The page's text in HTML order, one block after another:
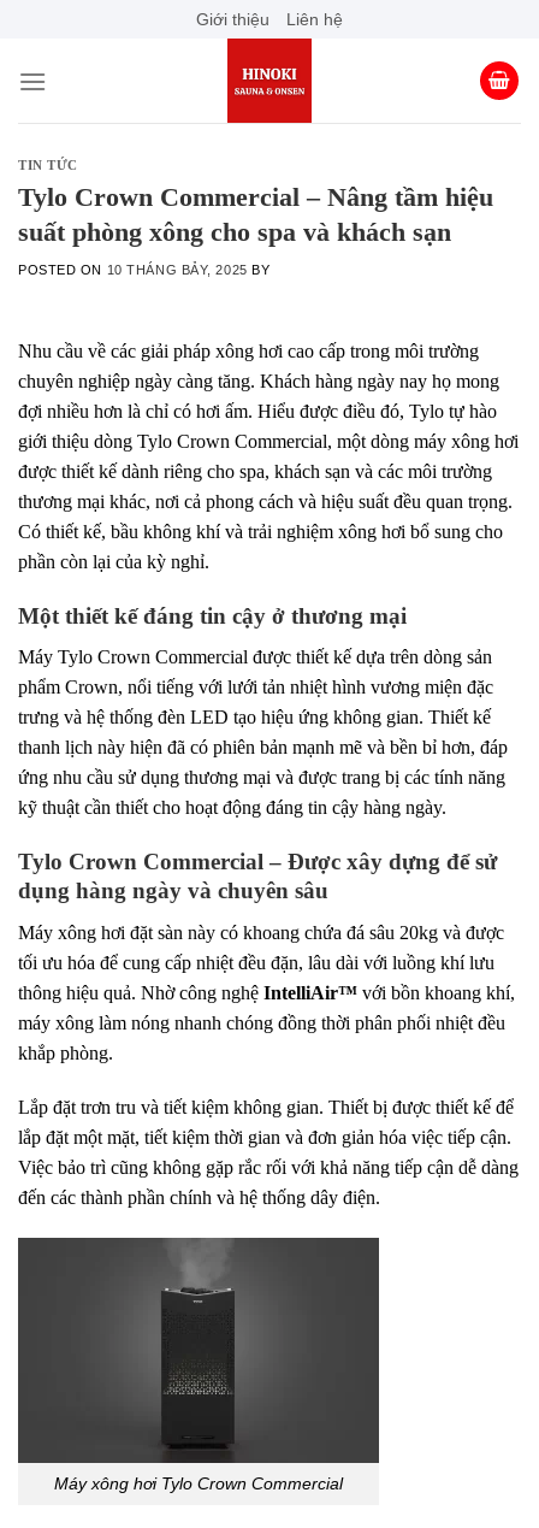
content
Giới thiệu Liên hệ
TIN TỨC
Tylo Crown Commercial – Nâng tầm hiệu
suất phòng xông cho spa và khách sạn
POSTED ON 10 THÁNG BẢY, 2025 BY
Nhu cầu về các giải pháp xông hơi cao cấp trong môi trường
chuyên nghiệp ngày càng tăng. Khách hàng ngày nay họ mong
đợi nhiều hơn là chỉ có hơi ấm. Hiểu được điều đó, Tylo tự hào
giới thiệu dòng Tylo Crown Commercial, một dòng máy xông hơi
được thiết kế dành riêng cho spa, khách sạn và các môi trường
thương mại khác, nơi cả phong cách và hiệu suất đều quan trọng.
Có thiết kế, bầu không khí và trải nghiệm xông hơi bổ sung cho
phần còn lại của kỳ nghỉ.
Một thiết kế đáng tin cậy ở thương mại
Máy Tylo Crown Commercial được thiết kế dựa trên dòng sản
phẩm Crown, nổi tiếng với lưới tản nhiệt hình vương miện đặc
trưng và hệ thống đèn LED tạo hiệu ứng không gian. Thiết kế
thanh lịch này hiện đã có phiên bản mạnh mẽ và bền bỉ hơn, đáp
ứng nhu cầu sử dụng thương mại và được trang bị các tính năng
kỹ thuật cần thiết cho hoạt động đáng tin cậy hàng ngày.
Tylo Crown Commercial – Được xây dựng để sử
dụng hàng ngày và chuyên sâu
Máy xông hơi đặt sàn này có khoang chứa đá sâu 20kg và được
tối ưu hóa để cung cấp nhiệt đều đặn, lâu dài với luồng khí lưu
thông hiệu quả. Nhờ công nghệ IntelliAir™ với bồn khoang khí,
máy xông làm nóng nhanh chóng đồng thời phân phối nhiệt đều
khắp phòng.
Lắp đặt trơn tru và tiết kiệm không gian. Thiết bị được thiết kế để
lắp đặt một mặt, tiết kiệm thời gian và đơn giản hóa việc tiếp cận.
Việc bảo trì cũng không gặp rắc rối với khả năng tiếp cận dễ dàng
đến các thành phần chính và hệ thống dây điện.
Máy xông hơi Tylo Crown Commercial